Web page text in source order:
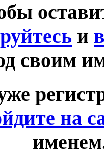
и
своим
на